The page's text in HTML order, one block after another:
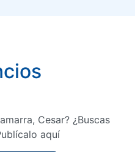
Cesar? ¿Buscas
aquí